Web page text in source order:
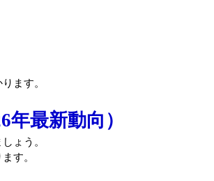
ます。
最新動向）
ょう。
す。